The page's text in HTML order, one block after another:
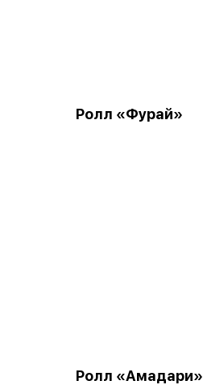
Ролл «Фурай»
Ролл «Амадари»